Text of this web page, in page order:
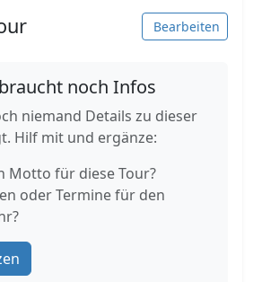
Bearbeiten
noch Infos
niemand Details zu dieser
Hilf mit und ergänze:
Motto für diese Tour?
oder Termine für den